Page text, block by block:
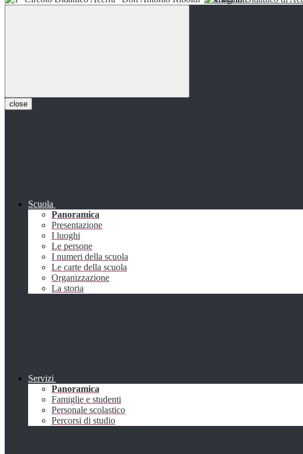
close
Scuola
Panoramica
Presentazione
I luoghi
Le persone
I numeri della scuola
Le carte della scuola
Organizzazione
La storia
Servizi
Panoramica
Famiglie e studenti
Personale scolastico
Percorsi di studio